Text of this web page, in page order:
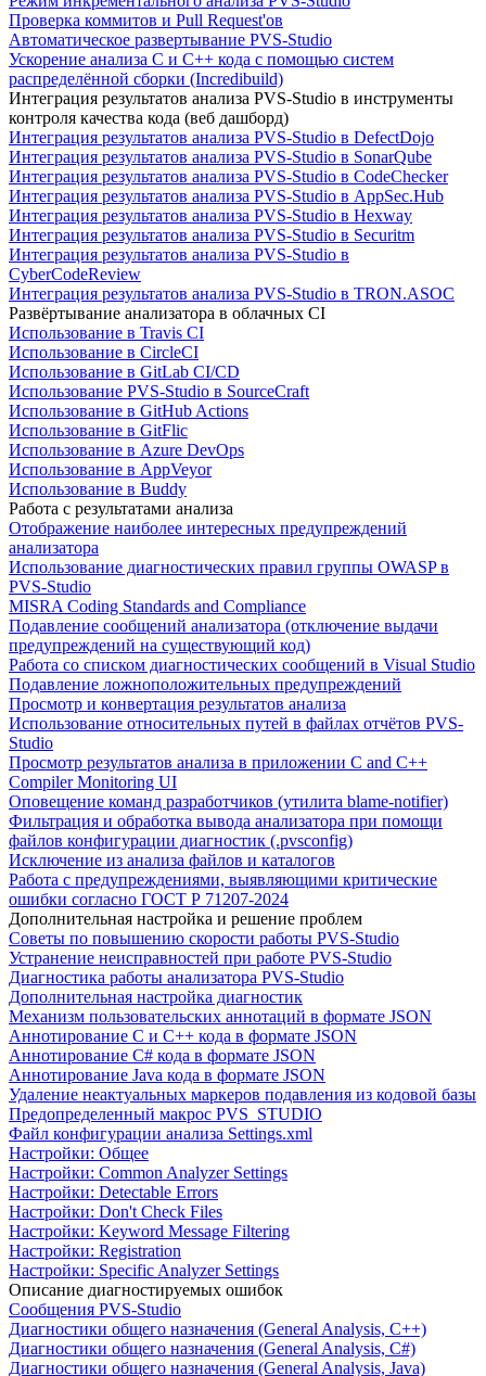
Проверка коммитов и Pull Request'ов
Автоматическое развертывание PVS-Studio
Ускорение анализа C и C++ кода с помощью систем
распределённой сборки (Incredibuild)
Интеграция результатов анализа PVS-Studio в инструменты
контроля качества кода (веб дашборд)
Интеграция результатов анализа PVS-Studio в DefectDojo
Интеграция результатов анализа PVS-Studio в SonarQube
Интеграция результатов анализа PVS-Studio в CodeChecker
Интеграция результатов анализа PVS-Studio в AppSec.Hub
Интеграция результатов анализа PVS-Studio в Hexway
Интеграция результатов анализа PVS-Studio в Securitm
Интеграция результатов анализа PVS-Studio в
CyberCodeReview
Интеграция результатов анализа PVS-Studio в TRON.ASOC
Развёртывание анализатора в облачных CI
Использование в Travis CI
Использование в CircleCI
Использование в GitLab CI/CD
Использование PVS-Studio в SourceCraft
Использование в GitHub Actions
Использование в GitFlic
Использование в Azure DevOps
Использование в AppVeyor
Использование в Buddy
Работа с результатами анализа
Отображение наиболее интересных предупреждений
анализатора
Использование диагностических правил группы OWASP в
PVS-Studio
MISRA Coding Standards and Compliance
Подавление сообщений анализатора (отключение выдачи
предупреждений на существующий код)
Работа со списком диагностических сообщений в Visual Studio
Подавление ложноположительных предупреждений
Просмотр и конвертация результатов анализа
Использование относительных путей в файлах отчётов PVS-
Studio
Просмотр результатов анализа в приложении C and C++
Compiler Monitoring UI
Оповещение команд разработчиков (утилита blame-notifier)
Фильтрация и обработка вывода анализатора при помощи
файлов конфигурации диагностик (.pvsconfig)
Исключение из анализа файлов и каталогов
Работа с предупреждениями, выявляющими критические
ошибки согласно ГОСТ Р 71207-2024
Дополнительная настройка и решение проблем
Советы по повышению скорости работы PVS-Studio
Устранение неисправностей при работе PVS-Studio
Диагностика работы анализатора PVS-Studio
Дополнительная настройка диагностик
Механизм пользовательских аннотаций в формате JSON
Аннотирование C и C++ кода в формате JSON
Аннотирование C# кода в формате JSON
Аннотирование Java кода в формате JSON
Удаление неактуальных маркеров подавления из кодовой базы
Предопределенный макрос PVS_STUDIO
Файл конфигурации анализа Settings.xml
Настройки: Общее
Настройки: Common Analyzer Settings
Настройки: Detectable Errors
Настройки: Don't Check Files
Настройки: Keyword Message Filtering
Настройки: Registration
Настройки: Specific Analyzer Settings
Описание диагностируемых ошибок
Сообщения PVS-Studio
Диагностики общего назначения (General Analysis, C++)
Диагностики общего назначения (General Analysis, C#)
Диагностики общего назначения (General Analysis, Java)